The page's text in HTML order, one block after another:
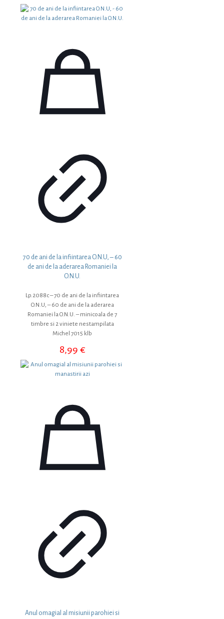
70 de ani de la infiintarea O.N.U, – 60
de ani de la aderarea Romaniei la
O.N.U.
Lp.2088c – 70 de ani de la infiintarea
O.N.U, – 60 de ani de la aderarea
Romaniei la O.N.U. – minicoala de 7
timbre si 2 viniete nestampilata
Michel 7015 klb
8,99 €
Anul omagial al misiunii parohiei si